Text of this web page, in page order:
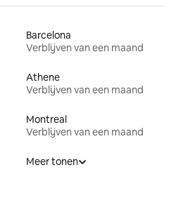
Barcelona
Verblijven van een maand
Athene
Verblijven van een maand
Montreal
Verblijven van een maand
Meer tonen